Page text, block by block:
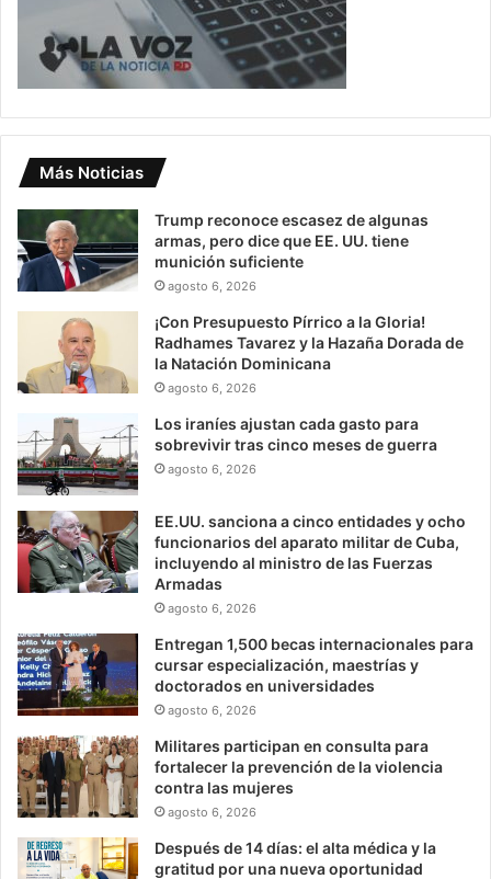
Más Noticias
Trump reconoce escasez de algunas
armas, pero dice que EE. UU. tiene
munición suficiente
agosto 6, 2026
¡Con Presupuesto Pírrico a la Gloria!
Radhames Tavarez y la Hazaña Dorada de
la Natación Dominicana
agosto 6, 2026
Los iraníes ajustan cada gasto para
sobrevivir tras cinco meses de guerra
agosto 6, 2026
EE.UU. sanciona a cinco entidades y ocho
funcionarios del aparato militar de Cuba,
incluyendo al ministro de las Fuerzas
Armadas
agosto 6, 2026
Entregan 1,500 becas internacionales para
cursar especialización, maestrías y
doctorados en universidades
agosto 6, 2026
Militares participan en consulta para
fortalecer la prevención de la violencia
contra las mujeres
agosto 6, 2026
Después de 14 días: el alta médica y la
gratitud por una nueva oportunidad